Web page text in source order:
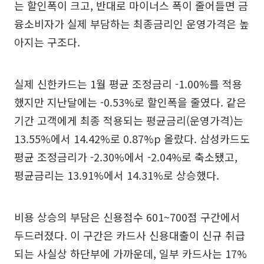
는 할인폭이 크고, 반대로 마이너스 폭이 줄어들면 금
융소비자가 실제 부담하는 최종금리인 운영가격은 높
아지는 구조다.
실제 신한카드는 1월 평균 조정금리 -1.00%를 적용
했지만 지난달에는 -0.53%로 할인폭을 줄였다. 같은
기간 고객에게 최종 적용되는 평균금리(운영가격)는
13.55%에서 14.42%로 0.87%p 올랐다. 삼성카드도
평균 조정금리가 -2.30%에서 -2.04%로 축소됐고,
평균금리는 13.91%에서 14.31%로 상승했다.
비용 상승의 부담은 신용점수 601~700점 구간에서
두드러졌다. 이 구간은 카드사 신용대출이 신규 취급
되는 사실상 하단부에 가까운데, 일부 카드사는 17%